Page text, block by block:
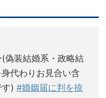
偽装結婚系・政略結
代わりお見合い含
) #婚姻届に判を捺